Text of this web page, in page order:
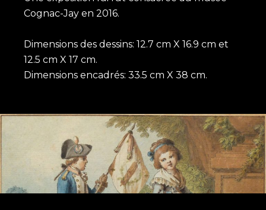
Cognac-Jay en 2016.
Dimensions des dessins: 12.7 cm X 16.9 cm et
12.5 cm X 17 cm.
Dimensions encadrés: 33.5 cm X 38 cm.